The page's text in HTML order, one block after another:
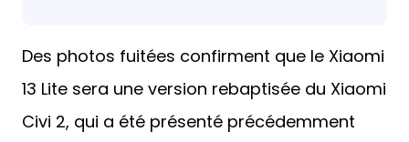
Des photos fuitées confirment que le Xiaomi
13 Lite sera une version rebaptisée du Xiaomi
Civi 2, qui a été présenté précédemment